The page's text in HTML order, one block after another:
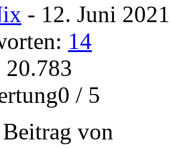
- 12. Juni
14
/ 5
von